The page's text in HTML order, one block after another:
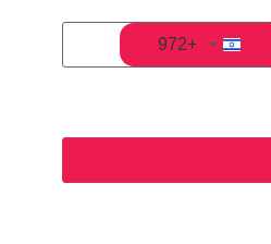
Israel +972
+972